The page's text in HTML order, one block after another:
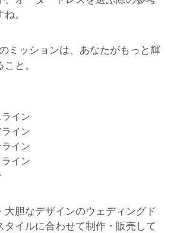
。
ミッションは、あなたがもっと輝
と。
イン
イン
イン
イン
大胆なデザインのウェディングド
タイルに合わせて制作・販売して